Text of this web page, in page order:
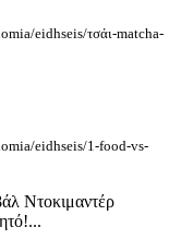
eidhseis/τσάι-matcha-
eidhseis/1-food-vs-
Ντοκιμαντέρ